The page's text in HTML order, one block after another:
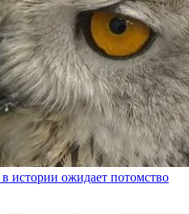
истории ожидает потомство